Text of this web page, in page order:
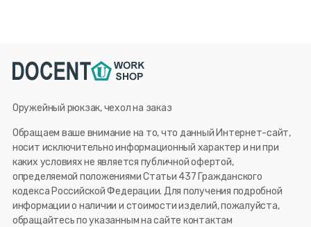
Оружейный рюкзак, чехол на заказ
Обращаем ваше внимание на то, что данный Интернет-сайт,
носит исключительно информационный характер и ни при
каких условиях не является публичной офертой,
определяемой положениями Статьи 437 Гражданского
кодекса Российской Федерации. Для получения подробной
информации о наличии и стоимости изделий, пожалуйста,
обращайтесь по указанным на сайте контактам